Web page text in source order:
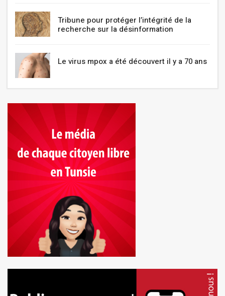
Tribune pour protéger l’intégrité de la
recherche sur la désinformation
Le virus mpox a été découvert il y a 70 ans